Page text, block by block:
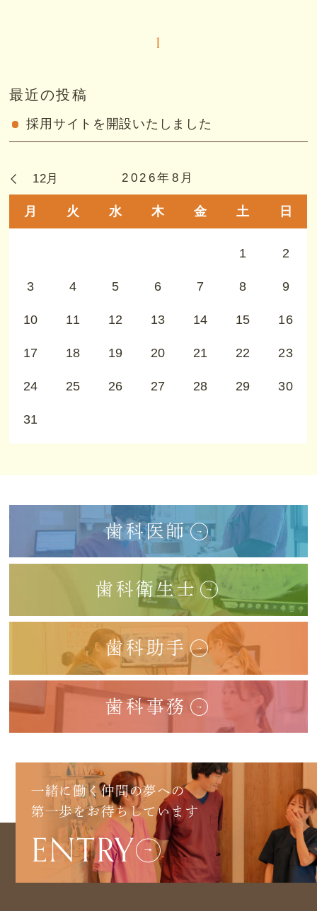
1
最近の投稿
採用サイトを開設いたしました
2026年8月
月 火 水 木 金 土 日
12月
1 2
3 4 5 6 7 8 9
10 11 12 13 14 15 16
17 18 19 20 21 22 23
24 25 26 27 28 29 30
31
歯科医師
歯科衛生士
歯科助手
歯科事務
一緒に働く仲間の夢への
第一歩をお待ちしています
ENTRY